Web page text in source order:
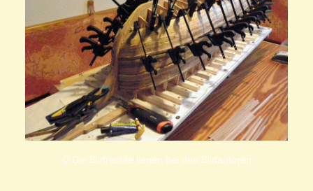
© Die Bildrechte liegen bei den Bildautoren